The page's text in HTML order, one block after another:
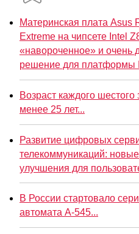
Материнская плата Asus
Extreme на чипсете Intel
«навороченное» и очень
решение для платформы
Возраст каждого
менее 25 лет...
Развитие цифровых
телекоммуникаций:
улучшения для
В России стартовало
автомата А-545...